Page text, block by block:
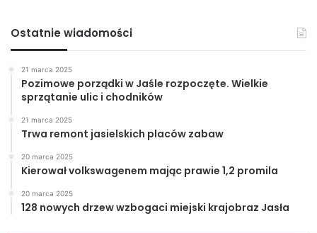
Ostatnie wiadomości
21 marca 2025
Pozimowe porządki w Jaśle rozpoczęte. Wielkie
sprzątanie ulic i chodników
21 marca 2025
Trwa remont jasielskich placów zabaw
20 marca 2025
Kierował volkswagenem mając prawie 1,2 promila
20 marca 2025
128 nowych drzew wzbogaci miejski krajobraz Jasła